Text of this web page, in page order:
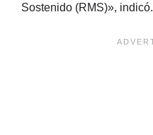
Sostenido (RMS)», indicó.